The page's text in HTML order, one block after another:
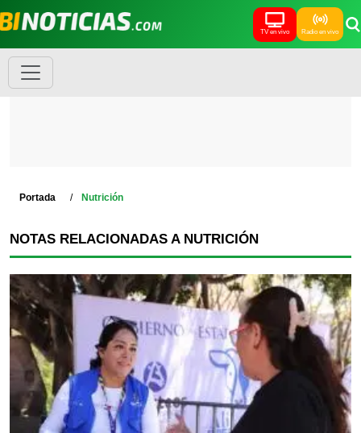
TV en vivo Radio en vivo
Portada Nutrición
NOTAS RELACIONADAS A NUTRICIÓN